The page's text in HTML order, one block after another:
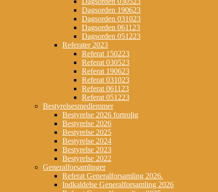
Dagsorden 190623
Dagsorden 031023
Dagsorden 061123
Dagsorden 051223
Referater 2023
Referat 150223
Referat 030523
Referat 190623
Referat 031023
Referat 061123
Referat 051223
Bestyrelsesmedlemmer
Bestyrelse 2026 fortrolig
Bestyrelse 2026
Bestyrelse 2025
Bestyrelse 2024
Bestyrelse 2023
Bestyrelse 2022
Generalforsamlinger
Referat Generalforsamling 2026.
Indkaldelse Generalforsamling 2026